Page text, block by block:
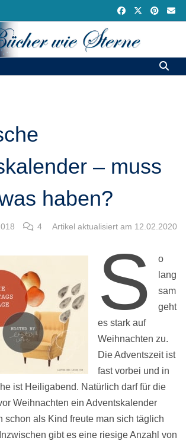
– muss
haben?
4 Artikel aktualisiert am 12.02.2020
S
o
lang
sam
geht
es stark auf
Weihnachten zu.
Die Adventszeit ist
fast vorbei und in
ist Heiligabend. Natürlich darf für die
Weihnachten ein Adventskalender
schon als Kind freute man sich täglich
gibt es eine riesige Anzahl von